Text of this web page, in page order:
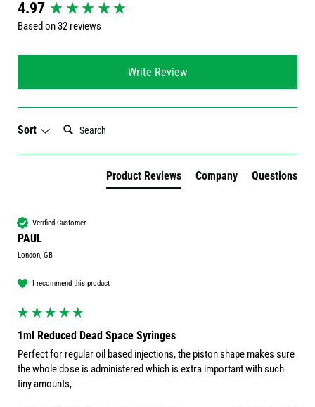
4.97
Based on 32 reviews
Write Review
Sort
Search:
Product Reviews Company Questions
Verified Customer
PAUL
London, GB
I recommend this product
1ml Reduced Dead Space Syringes
Perfect for regular oil based injections, the piston shape makes sure
the whole dose is administered which is extra important with such
tiny amounts,
New content loaded